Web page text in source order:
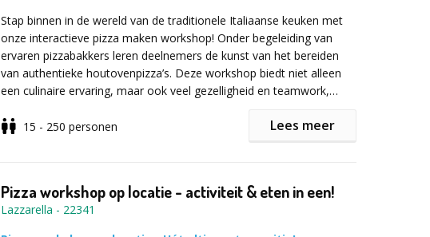
Stap binnen in de wereld van de traditionele Italiaanse keuken met
onze interactieve pizza maken workshop! Onder begeleiding van
ervaren pizzabakkers leren deelnemers de kunst van het bereiden
van authentieke houtovenpizza’s. Deze workshop biedt niet alleen
een culinaire ervaring, maar ook veel gezelligheid en teamwork,
het beheersen van de houtgestookte oven. Daarna gaan
deelnemers zelf aan de slag: ze leren hoe ze de pizzabodem
voorbereiden en beleggen met verse ingrediënten, zoals geraspte
15 - 250 personen Lees meer
Pizza workshop op locatie - activiteit & eten in een!
Lazzarella - 22341